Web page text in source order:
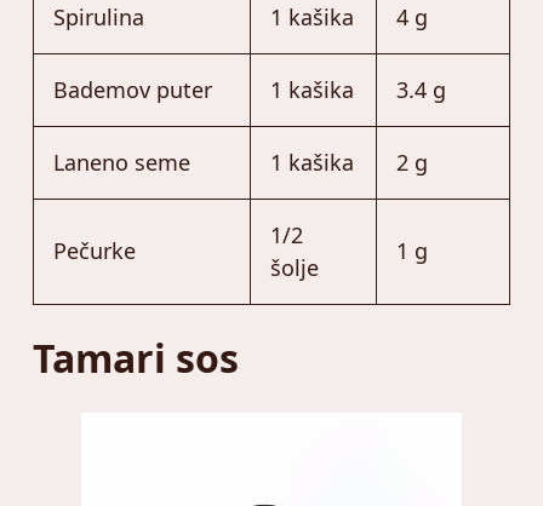
Spirulina 1 kašika 4 g
Bademov puter 1 kašika 3.4 g
Laneno seme 1 kašika 2 g
Pečurke
1/2
šolje
1 g
Tamari sos